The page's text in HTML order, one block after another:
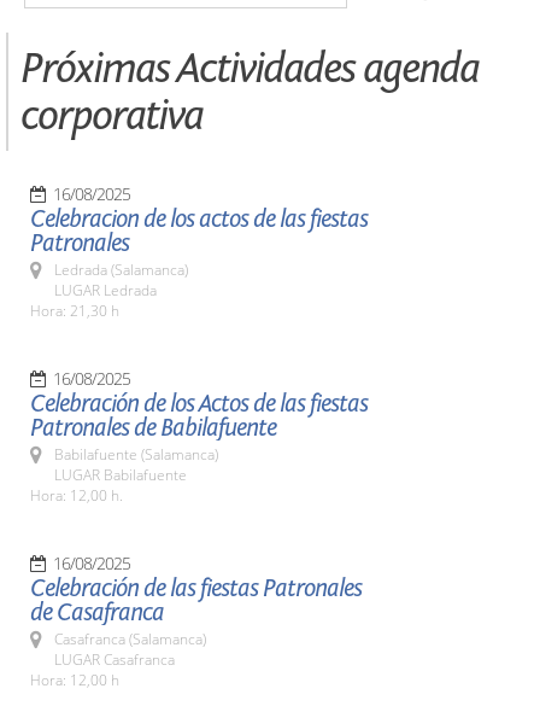
Próximas Actividades agenda
corporativa
16/08/2025
Celebracion de los actos de las fiestas
Patronales
Ledrada (Salamanca)
LUGAR Ledrada
Hora: 21,30 h
16/08/2025
Celebración de los Actos de las fiestas
Patronales de Babilafuente
Babilafuente (Salamanca)
LUGAR Babilafuente
Hora: 12,00 h.
16/08/2025
Celebración de las fiestas Patronales
de Casafranca
Casafranca (Salamanca)
LUGAR Casafranca
Hora: 12,00 h